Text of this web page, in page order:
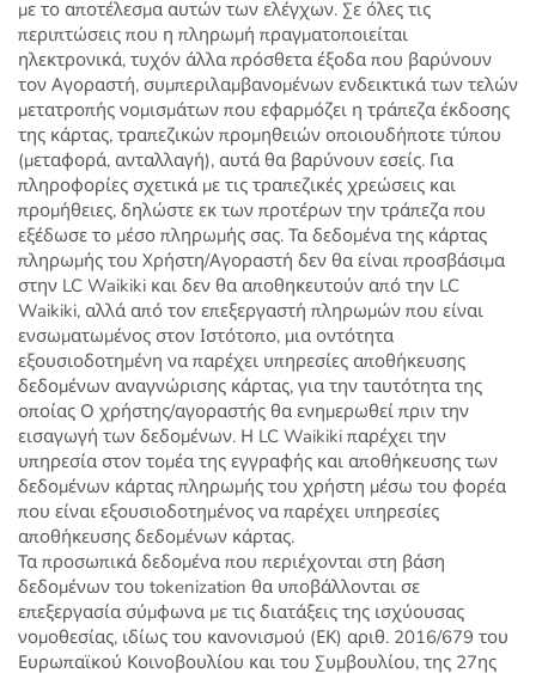
με το αποτέλεσμα αυτών των ελέγχων. Σε όλες τις
περιπτώσεις που η πληρωμή πραγματοποιείται
ηλεκτρονικά, τυχόν άλλα πρόσθετα έξοδα που βαρύνουν
τον Αγοραστή, συμπεριλαμβανομένων ενδεικτικά των τελών
μετατροπής νομισμάτων που εφαρμόζει η τράπεζα έκδοσης
της κάρτας, τραπεζικών προμηθειών οποιουδήποτε τύπου
(μεταφορά, ανταλλαγή), αυτά θα βαρύνουν εσείς. Για
πληροφορίες σχετικά με τις τραπεζικές χρεώσεις και
προμήθειες, δηλώστε εκ των προτέρων την τράπεζα που
εξέδωσε το μέσο πληρωμής σας. Τα δεδομένα της κάρτας
πληρωμής του Χρήστη/Αγοραστή δεν θα είναι προσβάσιμα
στην LC Waikiki και δεν θα αποθηκευτούν από την LC
Waikiki, αλλά από τον επεξεργαστή πληρωμών που είναι
ενσωματωμένος στον Ιστότοπο, μια οντότητα
εξουσιοδοτημένη να παρέχει υπηρεσίες αποθήκευσης
δεδομένων αναγνώρισης κάρτας, για την ταυτότητα της
οποίας Ο χρήστης/αγοραστής θα ενημερωθεί πριν την
εισαγωγή των δεδομένων. Η LC Waikiki παρέχει την
υπηρεσία στον τομέα της εγγραφής και αποθήκευσης των
δεδομένων κάρτας πληρωμής του χρήστη μέσω του φορέα
που είναι εξουσιοδοτημένος να παρέχει υπηρεσίες
αποθήκευσης δεδομένων κάρτας.
Τα προσωπικά δεδομένα που περιέχονται στη βάση
δεδομένων του tokenization θα υποβάλλονται σε
επεξεργασία σύμφωνα με τις διατάξεις της ισχύουσας
νομοθεσίας, ιδίως του κανονισμού (ΕΚ) αριθ. 2016/679 του
Ευρωπαϊκού Κοινοβουλίου και του Συμβουλίου, της 27ης